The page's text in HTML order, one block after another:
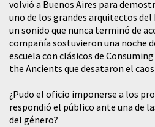
volvió a Buenos Aires para
uno de los grandes arquitectos del
un sonido que nunca terminó de
compañía sostuvieron una noche
escuela con clásicos de
the Ancients que desataron el
¿Pudo el oficio imponerse a los
respondió el público ante una de
del género?